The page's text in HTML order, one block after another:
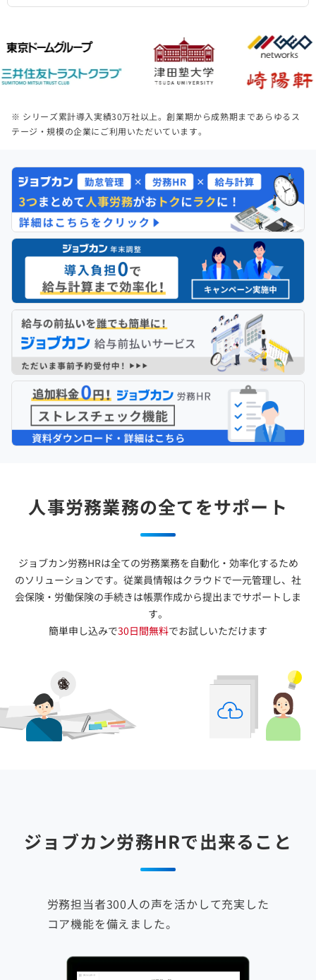
※ シリーズ累計導入実績30万社以上。創業期から成熟期まであらゆるス
テージ・規模の企業にご利用いただいています。
人事労務業務の全てをサポート
ジョブカン労務HRは全ての労務業務を自動化・効率化するため
のソリューションです。 従業員情報はクラウドで一元管理し、 社
会保険・労働保険の手続きは帳票作成から提出までサポートしま
す。
簡単申し込みで30日間無料でお試しいただけます
ジョブカン労務HRで出来ること
労務担当者300人の声を活かして充実した
コア機能を備えました。